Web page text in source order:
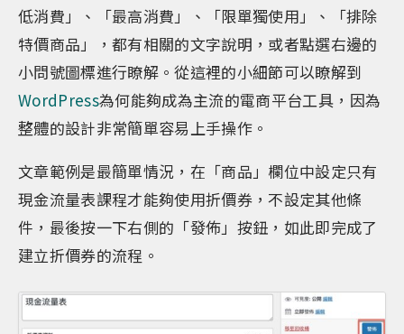
低消費」、「最高消費」、「限單獨使用」、「排除
特價商品」，都有相關的文字說明，或者點選右邊的
小問號圖標進行瞭解。從這裡的小細節可以瞭解到
WordPress為何能夠成為主流的電商平台工具，因為
整體的設計非常簡單容易上手操作。
文章範例是最簡單情況，在「商品」欄位中設定只有
現金流量表課程才能夠使用折價券，不設定其他條
件，最後按一下右側的「發佈」按鈕，如此即完成了
建立折價券的流程。